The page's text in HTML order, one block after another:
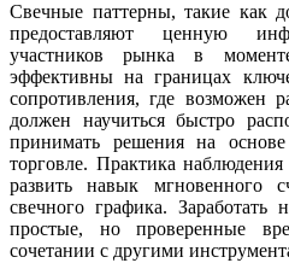
Свечные паттерны, такие как
предоставляют ценную
участников рынка в
эффективны на границах
сопротивления, где возможен
должен научиться быстро
принимать решения на
торговле. Практика
развить навык мгновенного
свечного графика.
простые, но проверенные
сочетании с другими